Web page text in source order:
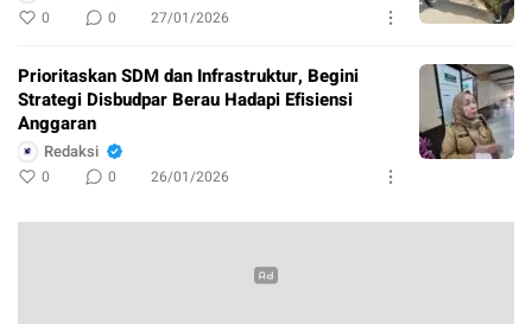
0 0 27/01/2026
Prioritaskan SDM dan Infrastruktur, Begini
Strategi Disbudpar Berau Hadapi Efisiensi
Anggaran
Redaksi
0 0 26/01/2026